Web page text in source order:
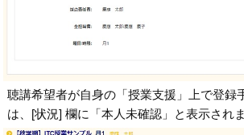
聴講希望者が自身の「授業支援」上で登録
は、[状況] 欄に「本人未確認」と表示されま